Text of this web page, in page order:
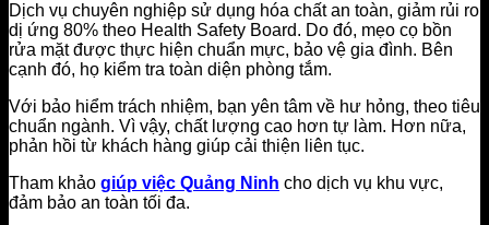
Dịch vụ chuyên nghiệp sử dụng hóa chất an toàn, giảm rủi ro
dị ứng 80% theo Health Safety Board. Do đó, mẹo cọ bồn
rửa mặt được thực hiện chuẩn mực, bảo vệ gia đình. Bên
cạnh đó, họ kiểm tra toàn diện phòng tắm.
Với bảo hiểm trách nhiệm, bạn yên tâm về hư hỏng, theo tiêu
chuẩn ngành. Vì vậy, chất lượng cao hơn tự làm. Hơn nữa,
phản hồi từ khách hàng giúp cải thiện liên tục.
Tham khảo giúp việc Quảng Ninh cho dịch vụ khu vực,
đảm bảo an toàn tối đa.